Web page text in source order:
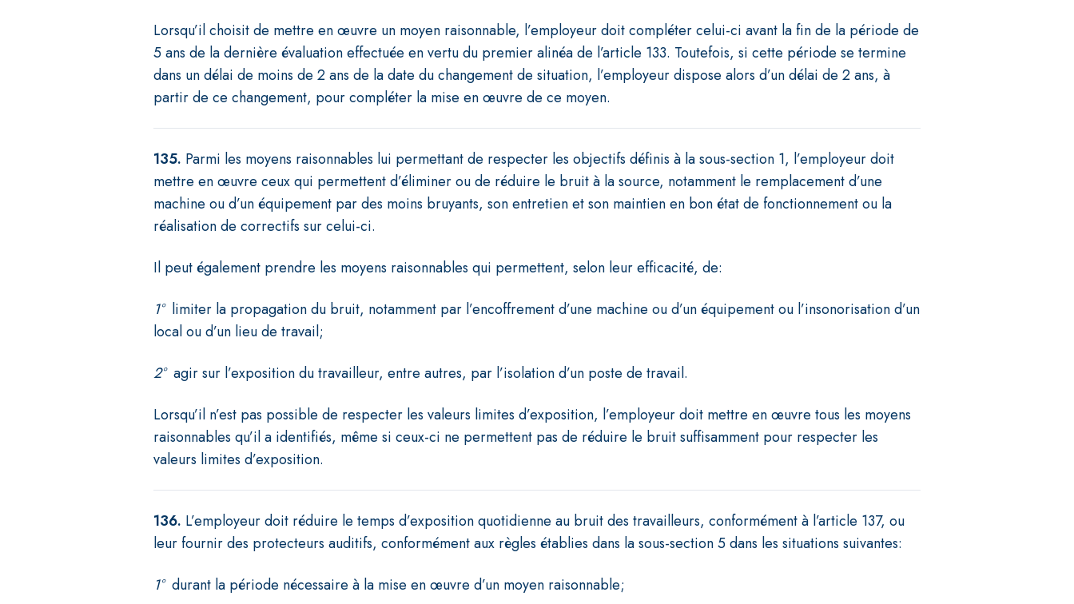
Lorsqu’il choisit de mettre en œuvre un moyen raisonnable, l’employeur doit compléter celui-ci avant la fin de la période de
5 ans de la dernière évaluation effectuée en vertu du premier alinéa de l’article 133. Toutefois, si cette période se termine
dans un délai de moins de 2 ans de la date du changement de situation, l’employeur dispose alors d’un délai de 2 ans, à
partir de ce changement, pour compléter la mise en œuvre de ce moyen.
135. Parmi les moyens raisonnables lui permettant de respecter les objectifs définis à la sous-section 1, l’employeur doit
mettre en œuvre ceux qui permettent d’éliminer ou de réduire le bruit à la source, notamment le remplacement d’une
machine ou d’un équipement par des moins bruyants, son entretien et son maintien en bon état de fonctionnement ou la
réalisation de correctifs sur celui-ci.
Il peut également prendre les moyens raisonnables qui permettent, selon leur efficacité, de:
1° limiter la propagation du bruit, notamment par l’encoffrement d’une machine ou d’un équipement ou l’insonorisation d’un
local ou d’un lieu de travail;
2° agir sur l’exposition du travailleur, entre autres, par l’isolation d’un poste de travail.
Lorsqu’il n’est pas possible de respecter les valeurs limites d’exposition, l’employeur doit mettre en œuvre tous les moyens
raisonnables qu’il a identifiés, même si ceux-ci ne permettent pas de réduire le bruit suffisamment pour respecter les
valeurs limites d’exposition.
136. L’employeur doit réduire le temps d’exposition quotidienne au bruit des travailleurs, conformément à l’article 137, ou
leur fournir des protecteurs auditifs, conformément aux règles établies dans la sous-section 5 dans les situations suivantes:
1° durant la période nécessaire à la mise en œuvre d’un moyen raisonnable;